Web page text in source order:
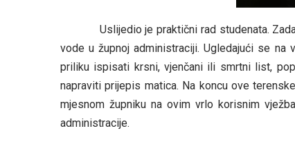
Uslijedio je praktični rad studenata.
vode u župnoj administraciji. Ugledajući se
priliku ispisati krsni, vjenčani ili smrtni list,
napraviti prijepis matica. Na koncu ove
mjesnom župniku na ovim vrlo korisnim
administracije.